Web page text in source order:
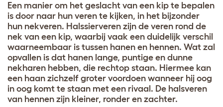
Een manier om het geslacht van een kip te bepalen
is door naar hun veren te kijken, in het bijzonder
hun nekveren. Halssierveren zijn de veren rond de
nek van een kip, waarbij vaak een duidelijk verschil
waarneembaar is tussen hanen en hennen. Wat zal
opvallen is dat hanen lange, puntige en dunne
nekharen hebben, die rechtop staan. Hiermee kan
een haan zichzelf groter voordoen wanneer hij oog
in oog komt te staan met een rivaal. De halsveren
van hennen zijn kleiner, ronder en zachter.